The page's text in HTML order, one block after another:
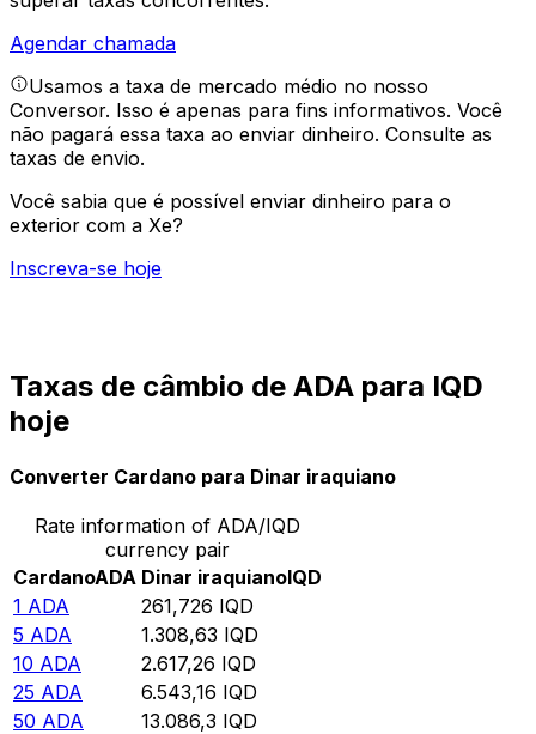
Agendar chamada
Usamos a taxa de mercado médio no nosso
Conversor. Isso é apenas para fins informativos. Você
não pagará essa taxa ao enviar dinheiro. Consulte as
taxas de envio.
Você sabia que é possível enviar dinheiro para o
exterior com a Xe?
Inscreva-se hoje
Taxas de câmbio de ADA para IQD
hoje
Converter Cardano para Dinar iraquiano
Rate information of ADA/IQD
currency pair
CardanoADA Dinar iraquianoIQD
1 ADA 261,726 IQD
5 ADA 1.308,63 IQD
10 ADA 2.617,26 IQD
25 ADA 6.543,16 IQD
50 ADA 13.086,3 IQD